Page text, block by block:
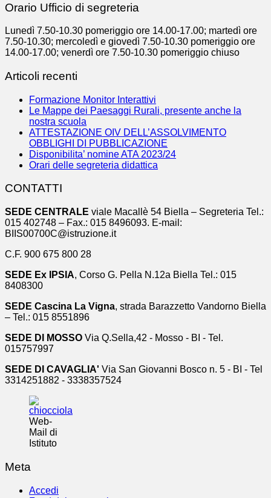
Orario Ufficio di segreteria
Lunedì 7.50-10.30 pomeriggio ore 14.00-17.00; martedì ore
7.50-10.30; mercoledì e giovedì 7.50-10.30 pomeriggio ore
14.00-17.00; venerdì ore 7.50-10.30 pomeriggio chiuso
Articoli recenti
Formazione Monitor Interattivi
Le Mappe dei Paesaggi Rurali, presente anche la
nostra scuola
ATTESTAZIONE OIV DELL’ASSOLVIMENTO
OBBLIGHI DI PUBBLICAZIONE
Disponibilita’ nomine ATA 2023/24
Orari delle segreteria didattica
CONTATTI
SEDE CENTRALE viale Macallè 54 Biella – Segreteria Tel.:
015 402748 – Fax.: 015 8496093. E-mail:
BIIS00700C@istruzione.it
C.F. 900 675 800 28
SEDE Ex IPSIA, Corso G. Pella N.12a Biella Tel.: 015
8408300
SEDE Cascina La Vigna, strada Barazzetto Vandorno Biella
– Tel.: 015 8551896
SEDE DI MOSSO Via Q.Sella,42 - Mosso - BI - Tel.
015757997
SEDE DI CAVAGLIA' Via San Giovanni Bosco n. 5 - BI - Tel
3314251882 - 3338357524
Web-
Mail di
Istituto
Meta
Accedi